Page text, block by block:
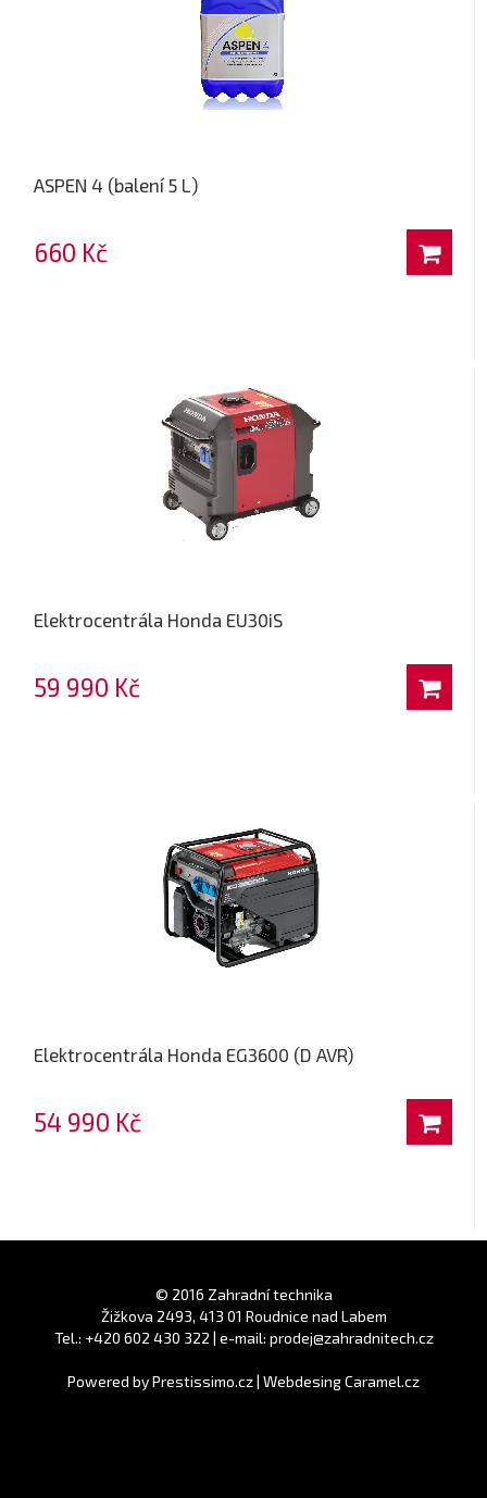
ASPEN 4 (balení 5 L)
660 Kč
Elektrocentrála Honda EU30iS
59 990 Kč
Elektrocentrála Honda EG3600 (D AVR)
54 990 Kč
© 2016 Zahradní technika
Žižkova 2493, 413 01 Roudnice nad Labem
Tel.: +420 602 430 322 | e-mail: prodej@zahradnitech.cz
Powered byPrestissimo.cz| Webdesing Caramel.cz